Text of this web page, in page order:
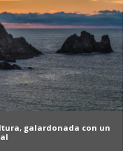
galardonada con un